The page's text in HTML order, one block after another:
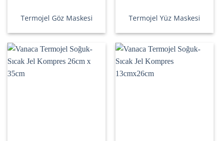
Termojel Göz Maskesi Termojel Yüz Maskesi